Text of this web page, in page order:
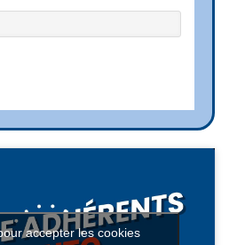
accepter les cookies